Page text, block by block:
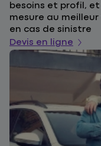
besoins et profil,
mesure au
en cas de sinistre
Devis en ligne